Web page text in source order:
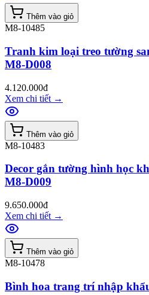
Thêm vào giỏ
M8-10485
Tranh kim loại treo tường
M8-D008
4.120.000đ
Xem chi tiết →
Thêm vào giỏ
M8-10483
Decor gắn tường hình học
M8-D009
9.650.000đ
Xem chi tiết →
Thêm vào giỏ
M8-10478
Bình hoa trang trí nhập